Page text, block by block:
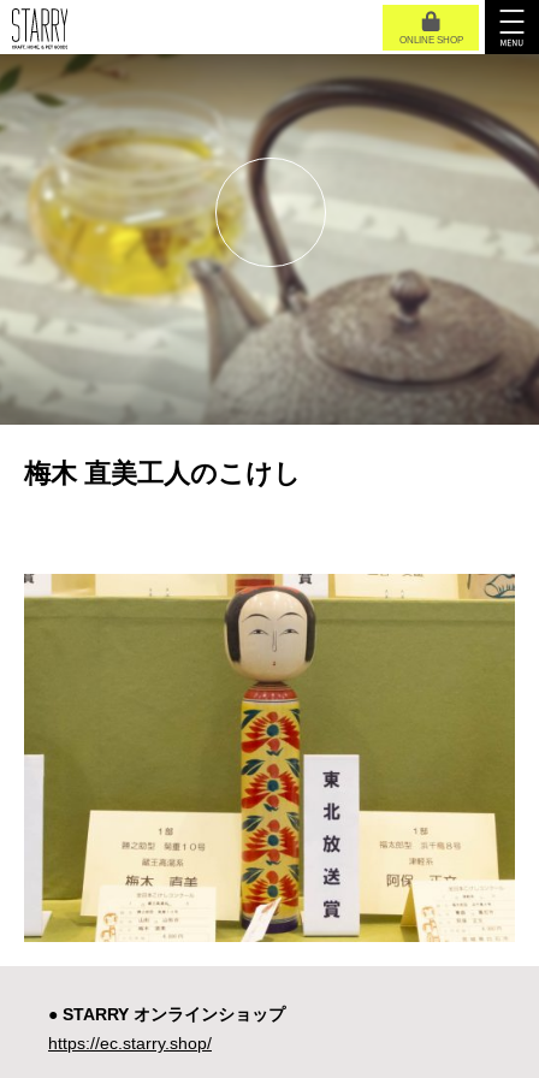
ONLINE SHOP
梅木 直美工人のこけし
● STARRY オンラインショップ
https://ec.starry.shop/